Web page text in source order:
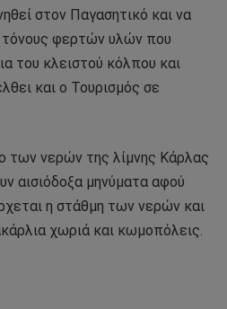
στον Παγασητικό και να
τόνους φερτών υλών που
του κλειστού κόλπου και
και ο Τουρισμός σε
των νερών της λίμνης Κάρλας
αισιόδοξα μηνύματα αφού
η στάθμη των νερών και
χωριά και κωμοπόλεις.